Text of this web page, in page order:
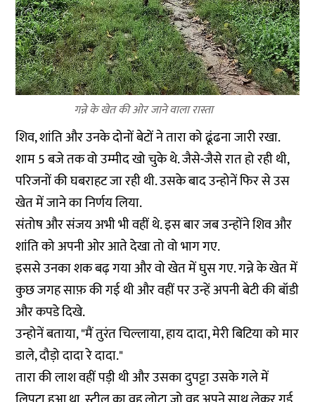
गन्ने के खेत की ओर जाने वाला रास्ता
शिव, शांति और उनके दोनों बेटों ने तारा को ढूंढना जारी रखा.
शाम 5 बजे तक वो उम्मीद खो चुके थे. जैसे-जैसे रात हो रही थी,
परिजनों की घबराहट जा रही थी. उसके बाद उन्होनें फिर से उस
खेत में जाने का निर्णय लिया.
संतोष और संजय अभी भी वहीं थे. इस बार जब उन्होंने शिव और
शांति को अपनी ओर आते देखा तो वो भाग गए.
इससे उनका शक बढ़ गया और वो खेत में घुस गए. गन्ने के खेत में
कुछ जगह साफ़ की गई थी और वहीं पर उन्हें अपनी बेटी की बॉडी
और कपडे दिखे.
उन्होनें बताया, "मैं तुरंत चिल्लाया, हाय दादा, मेरी बिटिया को मार
डाले, दौड़ो दादा रे दादा."
तारा की लाश वहीं पड़ी थी और उसका दुपट्टा उसके गले में